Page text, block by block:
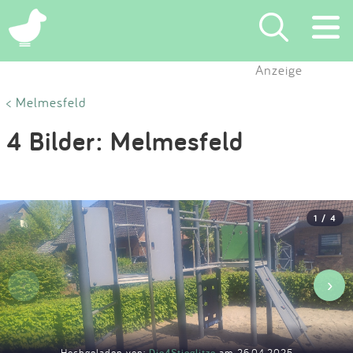
×
Eintragen
Blog
Partner
Kontakt
Anzeige
< Melmesfeld
4 Bilder: Melmesfeld
1 / 4
‹ ›